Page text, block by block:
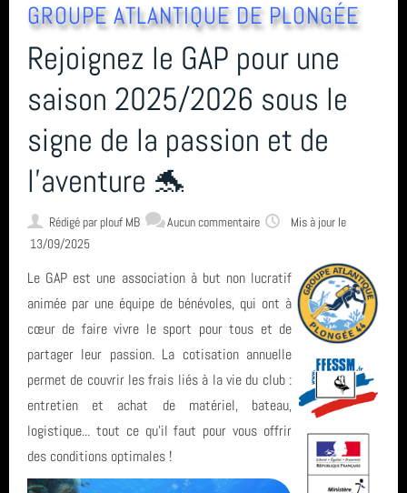
Boutique, Baptême, Billetterie et Adhésion
L'encadrement
Nous situer
Statuts, règlement intérieur, charte formation, ... ⚓
Calendrier
Horaire des marées
Espace privé GAP - Encadrants et Directeurs de plongée 🐠
Catégories
GROUPE ATLANTIQUE DE PLONGÉE
Rejoignez le GAP pour une
saison 2025/2026 sous le
signe de la passion et de
l'aventure 🐬
Rédigé parplouf MB Aucun commentaire
Mis à jour le
13/09/2025
Le GAP est une association à but non lucratif
animée par une équipe de bénévoles, qui ont à
cœur de faire vivre le sport pour tous et de
partager leur passion. La cotisation annuelle
permet de couvrir les frais liés à la vie du club :
entretien et achat de matériel, bateau,
logistique... tout ce qu’il faut pour vous offrir
des conditions optimales !